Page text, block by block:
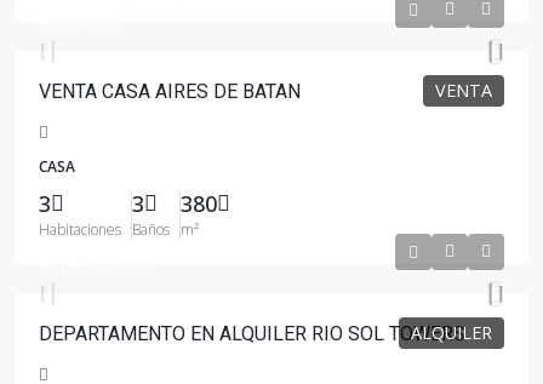
VENTA
VENTA CASA AIRES DE BATAN
CASA
3
Habitaciones
3
Baños
380
m²
ALQUILER
DEPARTAMENTO EN ALQUILER RIO SOL TOWERS